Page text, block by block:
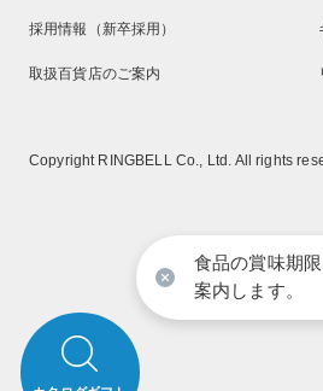
採用情報（新卒採用）
取扱百貨店のご案内
Copyright RINGBELL Co., Ltd. All rights
食品の賞味期
案内します。